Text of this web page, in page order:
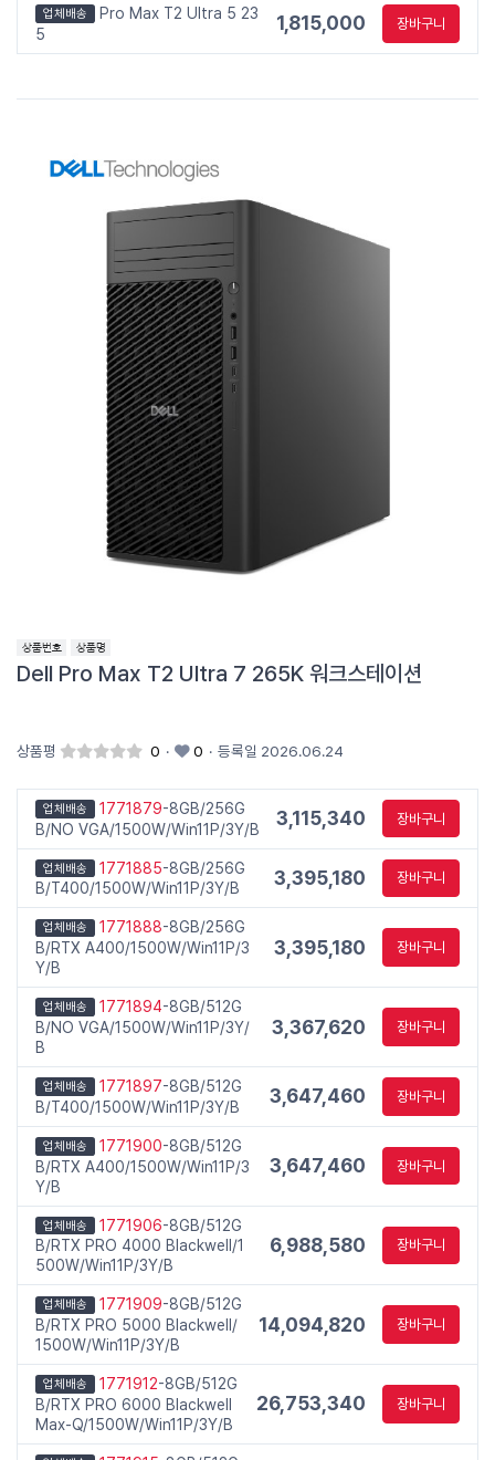
업체배송
Pro Max T2 Ultra 5 23
5
1,815,000 장바구니
Dell Pro Max T2 Ultra 7 265K 워크스테이션
상품평 0 · 0 · 등록일 2026.06.24
업체배송 1771879-8GB/256G
B/NO VGA/1500W/Win11P/3Y/B
3,115,340 장바구니
업체배송 1771885-8GB/256G
B/T400/1500W/Win11P/3Y/B
3,395,180 장바구니
업체배송 1771888-8GB/256G
B/RTX A400/1500W/Win11P/3
Y/B
3,395,180 장바구니
업체배송 1771894-8GB/512G
B/NO VGA/1500W/Win11P/3Y/
B
3,367,620 장바구니
업체배송 1771897-8GB/512G
B/T400/1500W/Win11P/3Y/B
3,647,460 장바구니
업체배송 1771900-8GB/512G
B/RTX A400/1500W/Win11P/3
Y/B
3,647,460 장바구니
업체배송 1771906-8GB/512G
B/RTX PRO 4000 Blackwell/1
500W/Win11P/3Y/B
6,988,580 장바구니
업체배송 1771909-8GB/512G
B/RTX PRO 5000 Blackwell/
1500W/Win11P/3Y/B
14,094,820 장바구니
업체배송 1771912-8GB/512G
B/RTX PRO 6000 Blackwell
Max-Q/1500W/Win11P/3Y/B
26,753,340 장바구니